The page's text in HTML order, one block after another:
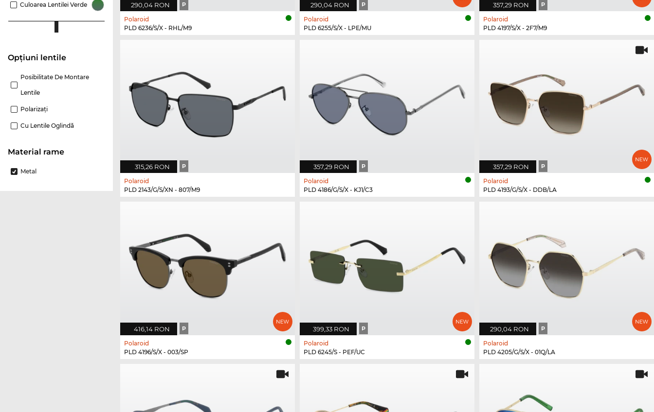
Culoarea Lentilei Verde
Opțiuni lentile
Posibilitate De Montare
Lentile
Polarizaţi
Cu Lentile Oglindă
Material rame
Metal
290,04 RON P
Polaroid
PLD 6236/S/X - RHL/M9
290,04 RON P
Polaroid
PLD 6255/S/X - LPE/MU
357,29 RON P
Polaroid
PLD 4197/S/X - 2F7/M9
315,26 RON P
Polaroid
PLD 2143/G/S/XN - 807/M9
357,29 RON P
Polaroid
PLD 4186/G/S/X - KJ1/C3
357,29 RON P
Polaroid
PLD 4193/G/S/X - DDB/LA
416,14 RON P
Polaroid
PLD 4196/S/X - 003/SP
399,33 RON P
Polaroid
PLD 6245/S - PEF/UC
290,04 RON P
Polaroid
PLD 4205/G/S/X - 01Q/LA